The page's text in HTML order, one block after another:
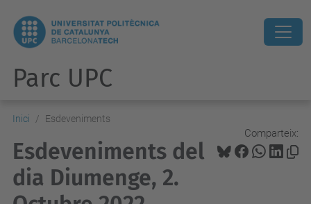
Parc UPC
Inici Esdeveniments
Comparteix:
Esdeveniments del
dia Diumenge, 2.